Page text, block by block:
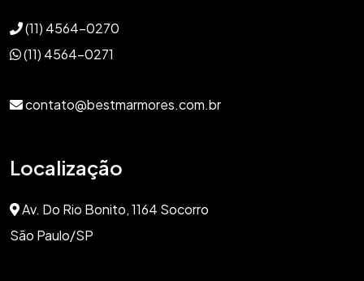
(11) 4564-0270
(11) 4564-0271
contato@bestmarmores.com.br
Localização
Av. Do Rio Bonito, 1164 Socorro
São Paulo/SP